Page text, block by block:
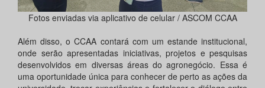
Fotos enviadas via aplicativo de celular / ASCOM CCAA
Além disso, o CCAA contará com um estande institucional,
onde serão apresentadas iniciativas, projetos e pesquisas
desenvolvidos em diversas áreas do agronegócio. Essa é
uma oportunidade única para conhecer de perto as ações da